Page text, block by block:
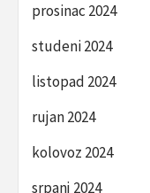
prosinac 2024
studeni 2024
listopad 2024
rujan 2024
kolovoz 2024
srpanj 2024